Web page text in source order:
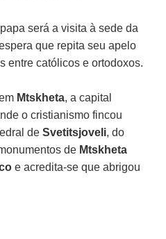
será a visita à sede da
que repita seu apelo
entre católicos e ortodoxos.
Mtskheta, a capital
o cristianismo fincou
deSvetitsjoveli, do
de Mtskheta
e acredita-se que abrigou